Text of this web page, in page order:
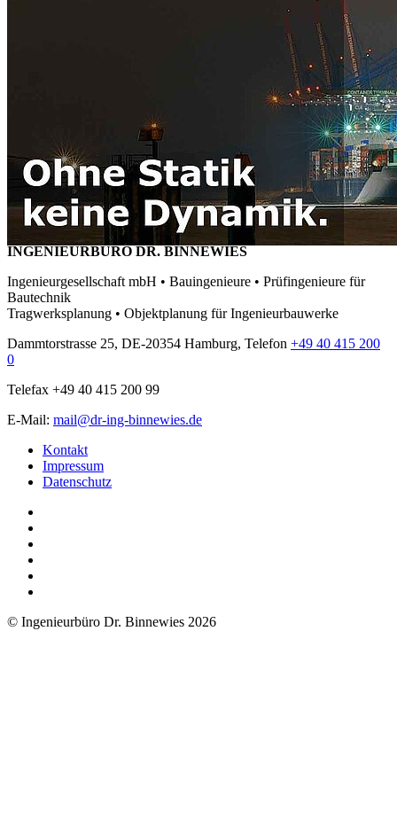
INGENIEURBÜRO DR. BINNEWIES
Ingenieurgesellschaft mbH • Bauingenieure • Prüfingenieure für
Bautechnik
Tragwerksplanung • Objektplanung für Ingenieurbauwerke
Dammtorstrasse 25, DE-20354 Hamburg, Telefon +49 40 415 200
0
Telefax +49 40 415 200 99
E-Mail: mail@dr-ing-binnewies.de
Kontakt
Impressum
Datenschutz
© Ingenieurbüro Dr. Binnewies 2026